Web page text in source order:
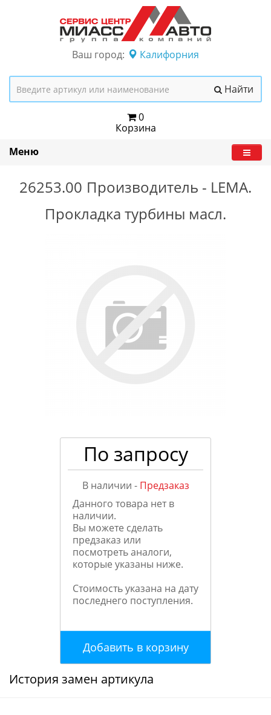
Ваш город: Калифорния
Найти
0
Корзина
Меню
26253.00 Производитель - LEMA.
Прокладка турбины масл.
По запросу
В наличии - Предзаказ
Данного товара нет в
наличии.
Вы можете сделать
предзаказ или
посмотреть аналоги,
которые указаны ниже.
Стоимость указана на дату
последнего поступления.
Добавить в корзину
История замен артикула